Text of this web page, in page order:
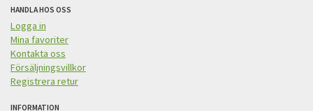
HANDLA HOS OSS
Logga in
Mina favoriter
Kontakta oss
Försäljningsvillkor
Registrera retur
INFORMATION